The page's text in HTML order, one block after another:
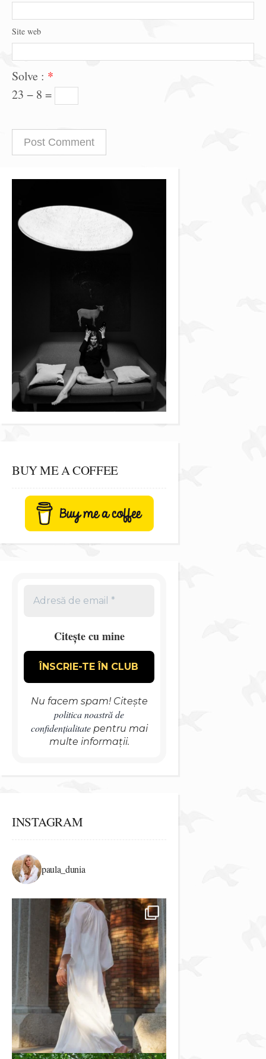
Site web
Solve : *
23 − 8 =
BUY ME A COFFEE
Citește cu mine
Nu facem spam! Citește
politica noastră de
confidențialitatepentru mai
multe informații.
INSTAGRAM
paula_dunia